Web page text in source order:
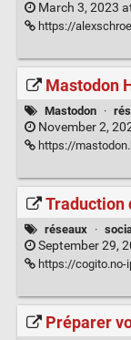
March 3, 2023
https://
Mastodon
Mastodon ·
November 2,
https://
Traduction
réseaux ·
September 29,
https://cogito.no-
Préparer